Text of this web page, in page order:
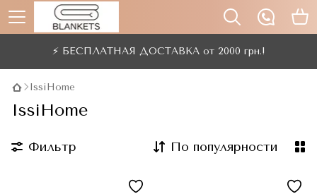
⚡ БЕСПЛАТНАЯ ДОСТАВКА от 2000 грн.!
IssiHome
IssiHome
Фильтр По популярности